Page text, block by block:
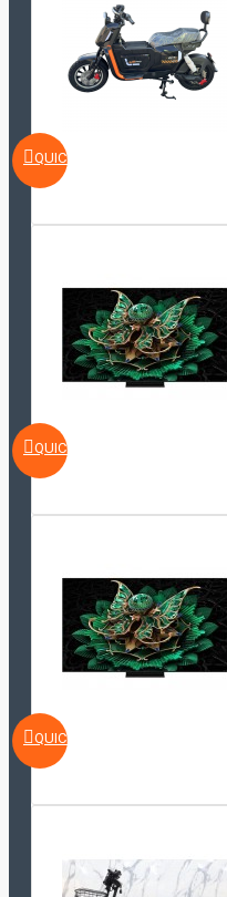
QUICKVIEW
QUICKVIEW
QUICKVIEW